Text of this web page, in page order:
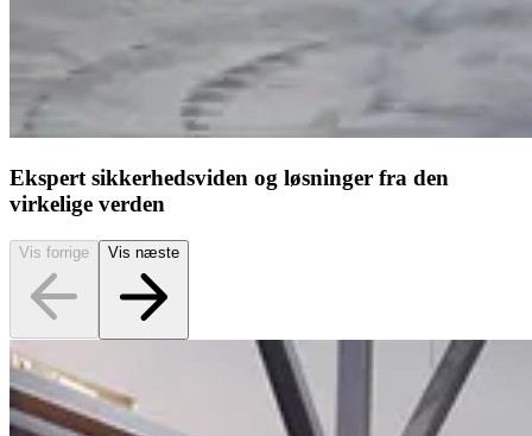
Ekspert sikkerhedsviden og løsninger fra den
virkelige verden
Vis forrige Vis næste